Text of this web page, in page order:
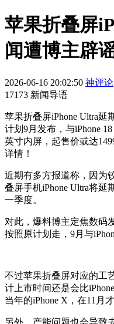
苹果折叠屏
闻遭博主辟
2026-06-16 20:02:50 神评论
17173 新闻导语
苹果折叠屏iPhone Ultra
计划9月发布，与iPhone
英寸内屏，起售价或达
详情！
近期有多方报道称，因为
叠屏手机iPhone Ultra将延
一季度。
对此，爆料博主定焦数码
按照原计划走，9月与
不过苹果折叠屏对应的工
计上市时间还是会比
当年的iPhone X，在11月
另外，产能问题也会导致